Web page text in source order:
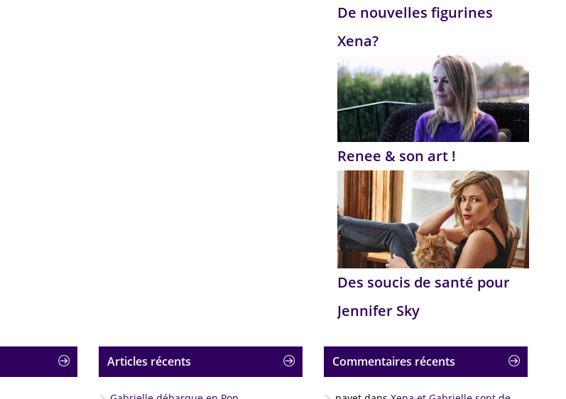
De nouvelles figurines
Xena?
Renee & son art !
Des soucis de santé pour
Jennifer Sky
Articles récents Commentaires récents